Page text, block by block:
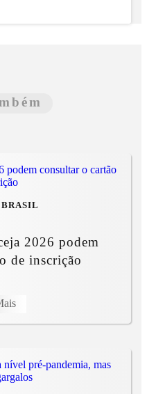
2026 podem
de inscrição